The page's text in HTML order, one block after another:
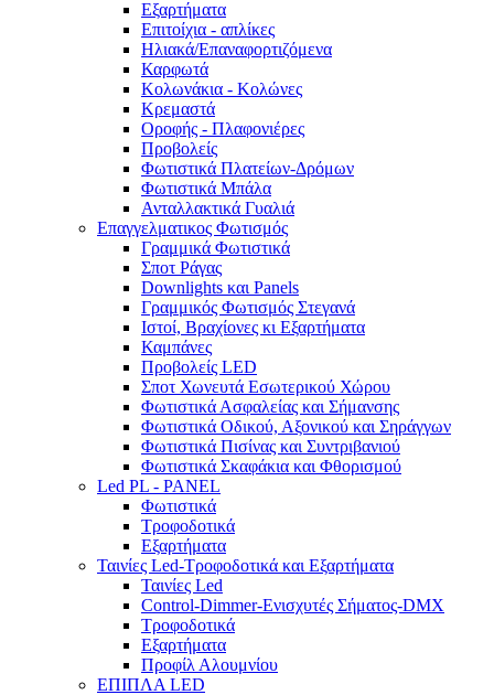
Εξαρτήματα
Επιτοίχια - απλίκες
Ηλιακά/Επαναφορτιζόμενα
Καρφωτά
Κολωνάκια - Κολώνες
Κρεμαστά
Οροφής - Πλαφονιέρες
Προβολείς
Φωτιστικά Πλατείων-Δρόμων
Φωτιστικά Μπάλα
Ανταλλακτικά Γυαλιά
Επαγγελματικος Φωτισμός
Γραμμικά Φωτιστικά
Σποτ Ράγας
Downlights και Panels
Γραμμικός Φωτισμός Στεγανά
Ιστοί, Βραχίονες κι Εξαρτήματα
Καμπάνες
Προβολείς LED
Σποτ Χωνευτά Εσωτερικού Χώρου
Φωτιστικά Ασφαλείας και Σήμανσης
Φωτιστικά Οδικού, Αξονικού και Σηράγγων
Φωτιστικά Πισίνας και Συντριβανιού
Φωτιστικά Σκαφάκια και Φθορισμού
Led PL - PANEL
Φωτιστικά
Τροφοδοτικά
Εξαρτήματα
Ταινίες Led-Τροφοδοτικά και Εξαρτήματα
Ταινίες Led
Control-Dimmer-Ενισχυτές Σήματος-DMX
Τροφοδοτικά
Εξαρτήματα
Προφίλ Αλουμνίου
ΕΠΙΠΛΑ LED